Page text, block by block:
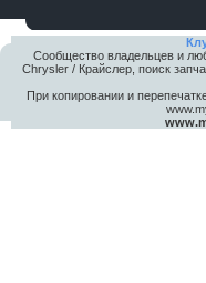
Сообщество владельцев и
Chrysler / Крайслер, поиск
При копировании и